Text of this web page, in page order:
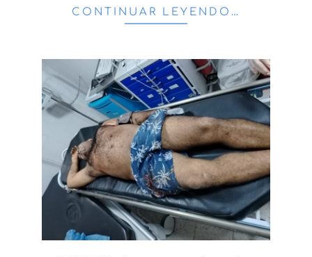
CONTINUAR LEYENDO…